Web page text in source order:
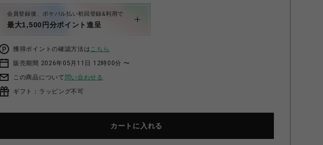
会員登録後、ポケパル払い初回登録&利用で
最大1,500円分ポイント進呈
獲得ポイントの確認方法はこちら
販売期間 2026年05月11日 12時00分 〜
この商品について 問い合わせる
ギフト：ラッピング不可
カートに入れる